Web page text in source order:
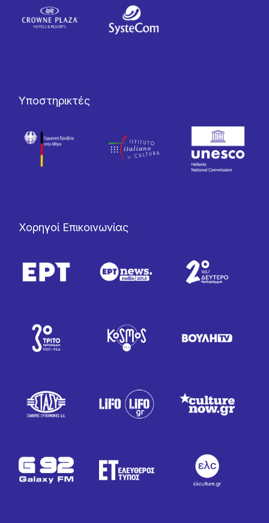
Υποστηρικτές
Χορηγοί Επικοινωνίας